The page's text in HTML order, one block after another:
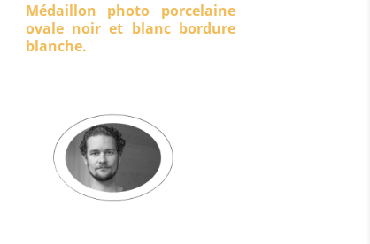
Médaillon photo porcelaine
ovale noir et blanc bordure
blanche.